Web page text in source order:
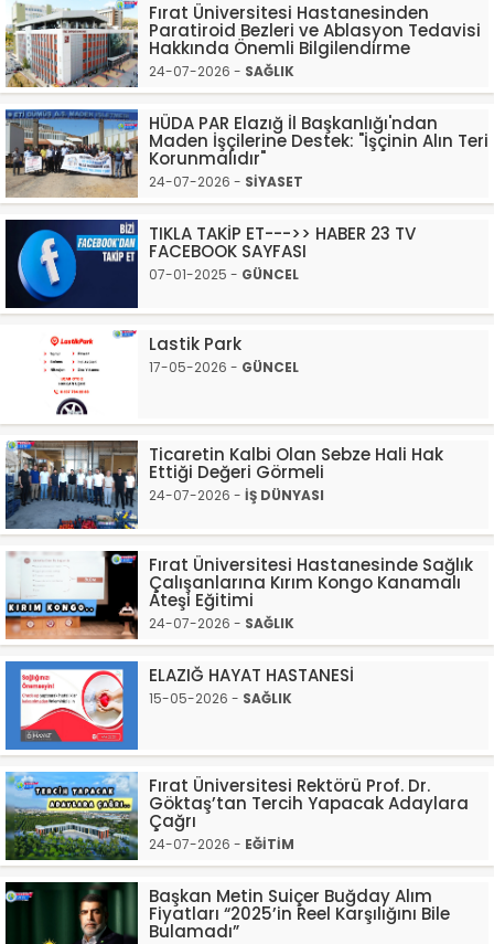
Fırat Üniversitesi Hastanesinden
Paratiroid Bezleri ve Ablasyon Tedavisi
Hakkında Önemli Bilgilendirme
24-07-2026 - SAĞLIK
HÜDA PAR Elazığ İl Başkanlığı'ndan
Maden İşçilerine Destek: "İşçinin Alın Teri
Korunmalıdır"
24-07-2026 - SİYASET
TIKLA TAKİP ET--->> HABER 23 TV
FACEBOOK SAYFASI
07-01-2025 - GÜNCEL
Lastik Park
17-05-2026 - GÜNCEL
Ticaretin Kalbi Olan Sebze Hali Hak
Ettiği Değeri Görmeli
24-07-2026 - İŞ DÜNYASI
Fırat Üniversitesi Hastanesinde Sağlık
Çalışanlarına Kırım Kongo Kanamalı
Ateşi Eğitimi
24-07-2026 - SAĞLIK
ELAZIĞ HAYAT HASTANESİ
15-05-2026 - SAĞLIK
Fırat Üniversitesi Rektörü Prof. Dr.
Göktaş’tan Tercih Yapacak Adaylara
Çağrı
24-07-2026 - EĞİTİM
Başkan Metin Suiçer Buğday Alım
Fiyatları “2025’in Reel Karşılığını Bile
Bulamadı”